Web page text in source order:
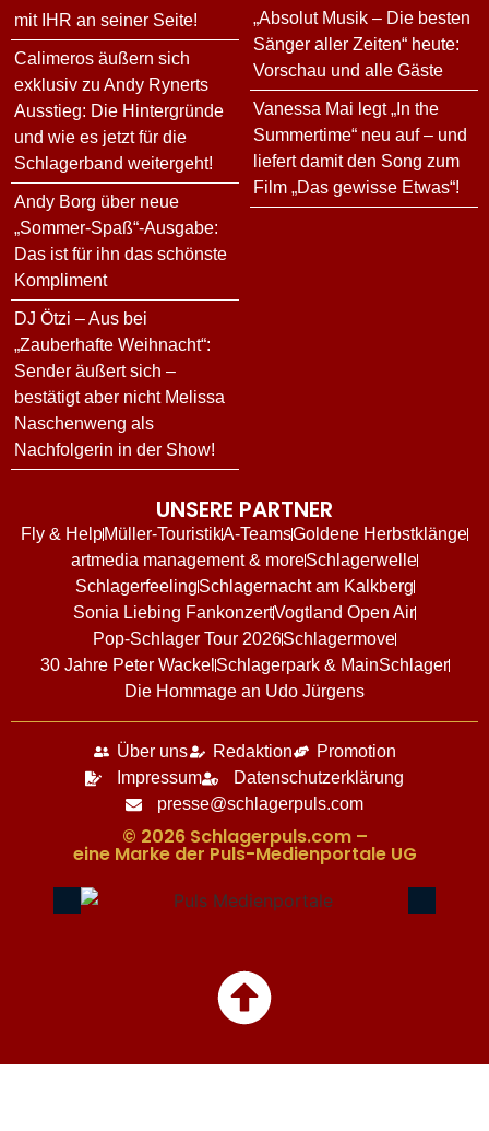
mit IHR an seiner Seite!
Calimeros äußern sich
exklusiv zu Andy Rynerts
Ausstieg: Die Hintergründe
und wie es jetzt für die
Schlagerband weitergeht!
Andy Borg über neue
„Sommer-Spaß“-Ausgabe:
Das ist für ihn das schönste
Kompliment
DJ Ötzi – Aus bei
„Zauberhafte Weihnacht“:
Sender äußert sich –
bestätigt aber nicht Melissa
Naschenweng als
Nachfolgerin in der Show!
„Absolut Musik – Die besten
Sänger aller Zeiten“ heute:
Vorschau und alle Gäste
Vanessa Mai legt „In the
Summertime“ neu auf – und
liefert damit den Song zum
Film „Das gewisse Etwas“!
UNSERE PARTNER
Fly & HelpMüller-TouristikA-TeamsGoldene Herbstklänge
artmedia management & moreSchlagerwelle
SchlagerfeelingSchlagernacht am Kalkberg
Sonia Liebing FankonzertVogtland Open Air
Pop-Schlager Tour 2026Schlagermove
30 Jahre Peter Wackel Schlagerpark & MainSchlager
Die Hommage an Udo Jürgens
Über uns Redaktion
Promotion
Impressum
Datenschutzerklärung
presse@schlagerpuls.com
© 2026 Schlagerpuls.com –
eine Marke der Puls-Medienportale UG​